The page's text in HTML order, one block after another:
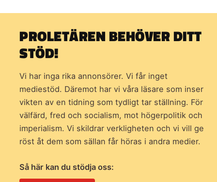
PROLETÄREN BEHÖVER DITT
STÖD!
Vi har inga rika annonsörer. Vi får inget
mediestöd. Däremot har vi våra läsare som inser
vikten av en tidning som tydligt tar ställning. För
välfärd, fred och socialism, mot högerpolitik och
imperialism. Vi skildrar verkligheten och vi vill ge
röst åt dem som sällan får höras i andra medier.
Så här kan du stödja oss: